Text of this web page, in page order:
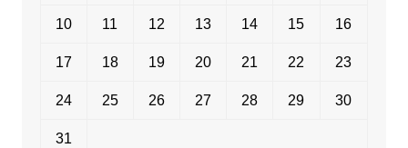
10 11 12 13 14 15 16
17 18 19 20 21 22 23
24 25 26 27 28 29 30
31